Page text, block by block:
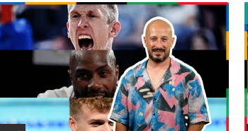
plus tard